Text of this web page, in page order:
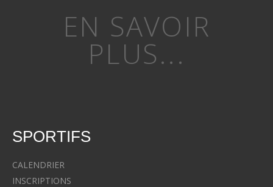
EN SAVOIR
PLUS...
SPORTIFS
CALENDRIER
INSCRIPTIONS